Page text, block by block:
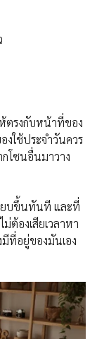
ตรงกับหน้าที่ของ
ใช้ประจำวันควร
กโซนอื่นมาวาง
ยบขึ้นทันที และที่
ต้องเสียเวลาหา
ที่อยู่ของมันเอง